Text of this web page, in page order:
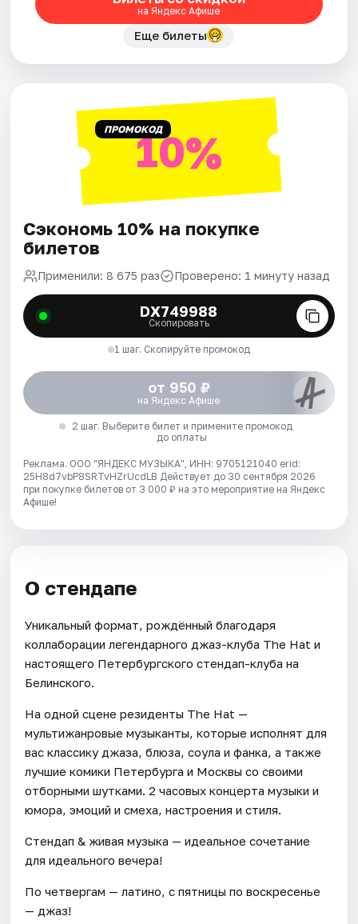
на Яндекс Афише
Еще билеты
ПРОМОКОД10%
Сэкономь 10% на покупке
билетов
Применили: 8 675 раз Проверено: 1 минуту назад
DX749988
Скопировать
1 шаг. Скопируйте промокод
от 950 ₽
на Яндекс Афише
2 шаг. Выберите билет и примените промокод
до оплаты
Реклама. ООО "ЯНДЕКС МУЗЫКА", ИНН: 9705121040 erid:
25H8d7vbP8SRTvHZrUcdLB Действует до 30 сентября 2026
при покупке билетов от 3 000 ₽ на это мероприятие на Яндекс
Афише!
О стендапе
Уникальный формат, рождённый благодаря
коллаборации легендарного джаз-клуба The Hat и
настоящего Петербургского стендап-клуба на
Белинского.
На одной сцене резиденты The Hat —
мультижанровые музыканты, которые исполнят для
вас классику джаза, блюза, соула и фанка, а также
лучшие комики Петербурга и Москвы со своими
отборными шутками. 2 часовых концерта музыки и
юмора, эмоций и смеха, настроения и стиля.
Стендап & живая музыка — идеальное сочетание
для идеального вечера!
По четвергам — латино, с пятницы по воскресенье
— джаз!